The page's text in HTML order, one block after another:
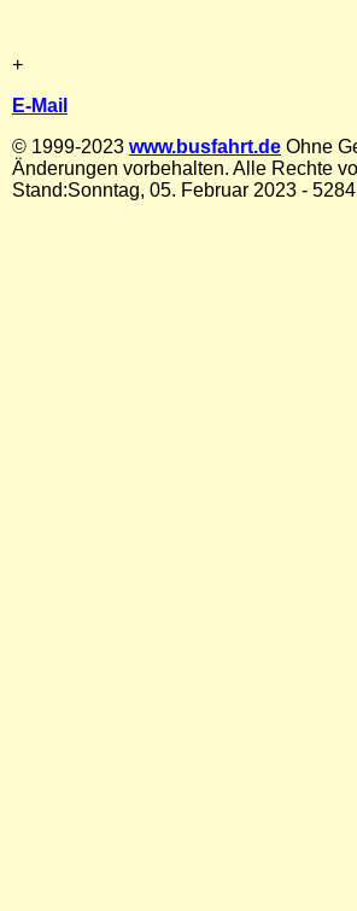
+
E-Mail
© 1999-2023 www.busfahrt.de Ohne
Änderungen vorbehalten. Alle Rechte
Stand:Sonntag, 05. Februar 2023 - 5284